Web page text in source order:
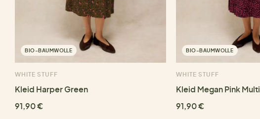
BIO-BAUMWOLLE
WHITE STUFF
Kleid Harper Green
91,90 €
BIO-BAUMWOLLE
WHITE STUFF
Kleid Megan Pink Multi
91,90 €